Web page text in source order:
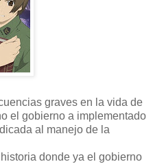
graves en la vida de
el gobierno a implementado
al manejo de la
donde ya el gobierno